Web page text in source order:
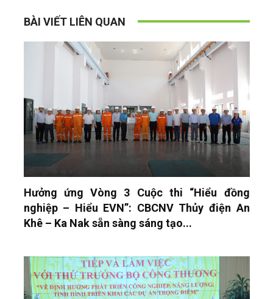
BÀI VIẾT LIÊN QUAN
Hưởng ứng Vòng 3 Cuộc thi “Hiểu đồng
nghiệp – Hiểu EVN”: CBCNV Thủy điện An
Khê – Ka Nak sẵn sàng sáng tạo...